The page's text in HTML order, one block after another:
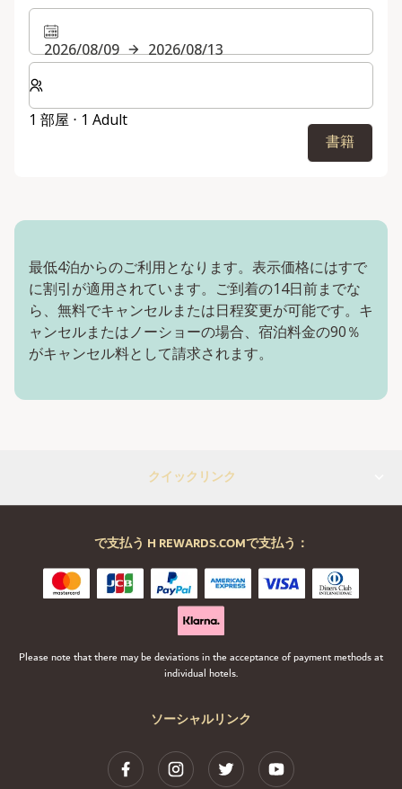
2026/08/09
2026/08/13
客室数と宿泊人数をお選びください。
1 部屋 ⋅ 1 Adult
書籍
最低4泊からのご利用となります。表示価格にはすで
に割引が適用されています。ご到着の14日前までな
ら、無料でキャンセルまたは日程変更が可能です。キ
ャンセルまたはノーショーの場合、宿泊料金の90％
がキャンセル料として請求されます。
クイックリンク
ソーシャルリンク
で支払う H REWARDS.COMで支払う：
Please note that there may be deviations in the acceptance of payment methods at
individual hotels.